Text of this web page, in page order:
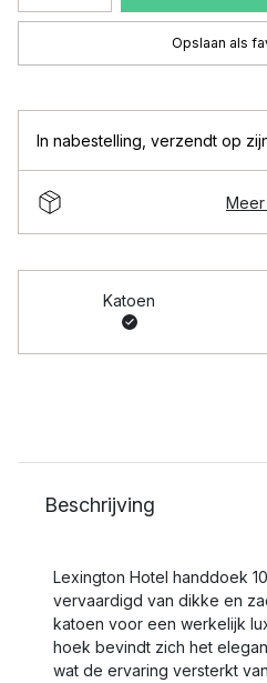
Opslaan als
In nabestelling verzendt op
Katoen
Beschrijving
Lexington Hotel handdoek
vervaardigd van dikke en
katoen voor een werkelijk
hoek bevindt zich het
wat de ervaring versterkt